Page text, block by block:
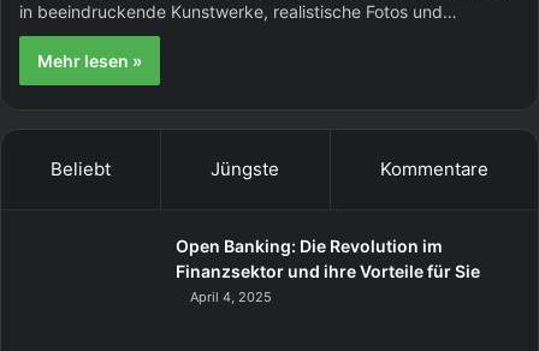
in beeindruckende Kunstwerke, realistische Fotos und…
Mehr lesen »
Beliebt Jüngste Kommentare
Open Banking: Die Revolution im
Finanzsektor und ihre Vorteile für Sie
April 4, 2025